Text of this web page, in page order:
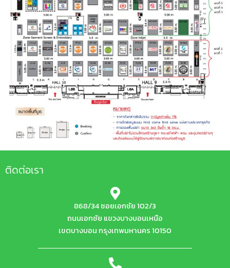
ติดต่อเรา
868/34 ซอยเอกชัย 102/3
ถนนเอกชัย แขวงบางบอนเหนือ
เขตบางบอน กรุงเทพมหานคร 10150